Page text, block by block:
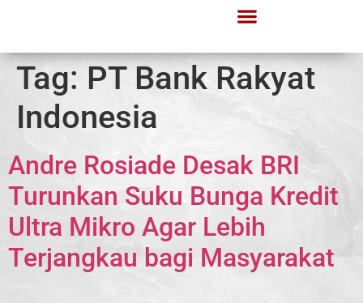
Tag: PT Bank Rakyat
Indonesia
Andre Rosiade Desak BRI
Turunkan Suku Bunga Kredit
Ultra Mikro Agar Lebih
Terjangkau bagi Masyarakat